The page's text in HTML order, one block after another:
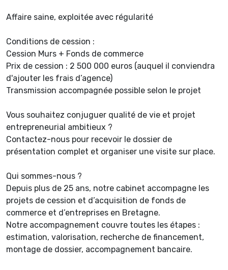
Affaire saine, exploitée avec régularité
Conditions de cession :
Cession Murs + Fonds de commerce
Prix de cession : 2 500 000 euros (auquel il conviendra
d'ajouter les frais d’agence)
Transmission accompagnée possible selon le projet
Vous souhaitez conjuguer qualité de vie et projet
entrepreneurial ambitieux ?
Contactez-nous pour recevoir le dossier de
présentation complet et organiser une visite sur place.
Qui sommes-nous ?
Depuis plus de 25 ans, notre cabinet accompagne les
projets de cession et d’acquisition de fonds de
commerce et d’entreprises en Bretagne.
Notre accompagnement couvre toutes les étapes :
estimation, valorisation, recherche de financement,
montage de dossier, accompagnement bancaire.